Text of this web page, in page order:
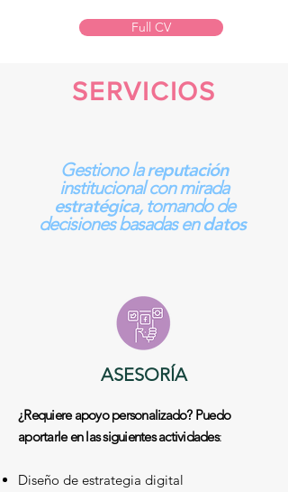
Full CV
SERVICIOS
Gestiono lareputación
institucional con mirada
estratégica, tomando de
decisiones basadas endatos
ASESORÍA
¿Requiere apoyo personalizado? Puedo
aportarle en las siguientes actividades:
Diseño de estrategia digital